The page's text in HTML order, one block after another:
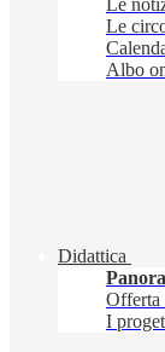
Le
Le
Albo
Didattica
Offerta
I